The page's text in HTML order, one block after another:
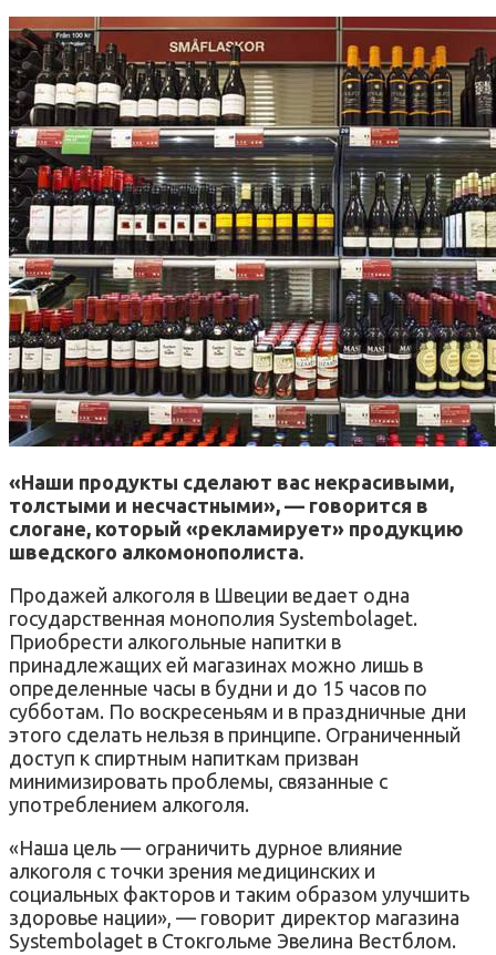
«Наши продукты сделают вас некрасивыми,
толстыми и несчастными», — говорится в
слогане, который «рекламирует» продукцию
шведского алкомонополиста.
Продажей алкоголя в Швеции ведает одна
государственная монополия Systembolaget.
Приобрести алкогольные напитки в
принадлежащих ей магазинах можно лишь в
определенные часы в будни и до 15 часов по
субботам. По воскресеньям и в праздничные дни
этого сделать нельзя в принципе. Ограниченный
доступ к спиртным напиткам призван
минимизировать проблемы, связанные с
употреблением алкоголя.
«Наша цель — ограничить дурное влияние
алкоголя с точки зрения медицинских и
социальных факторов и таким образом улучшить
здоровье нации», — говорит директор магазина
Systembolaget в Стокгольме Эвелина Вестблом.